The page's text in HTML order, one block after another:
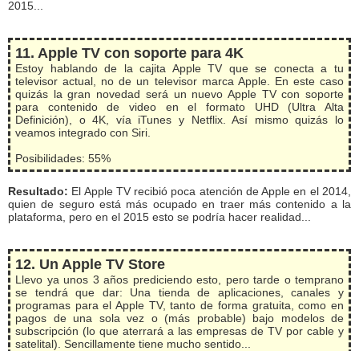
2015...
11. Apple TV con soporte para 4K
Estoy hablando de la cajita Apple TV que se conecta a tu
televisor actual, no de un televisor marca Apple. En este caso
quizás la gran novedad será un nuevo Apple TV con soporte
para contenido de video en el formato UHD (Ultra Alta
Definición), o 4K, vía iTunes y Netflix. Así mismo quizás lo
veamos integrado con Siri.
Posibilidades: 55%
Resultado: El Apple TV recibió poca atención de Apple en el 2014,
quien de seguro está más ocupado en traer más contenido a la
plataforma, pero en el 2015 esto se podría hacer realidad...
12. Un Apple TV Store
Llevo ya unos 3 años prediciendo esto, pero tarde o temprano
se tendrá que dar: Una tienda de aplicaciones, canales y
programas para el Apple TV, tanto de forma gratuita, como en
pagos de una sola vez o (más probable) bajo modelos de
subscripción (lo que aterrará a las empresas de TV por cable y
satelital). Sencillamente tiene mucho sentido...